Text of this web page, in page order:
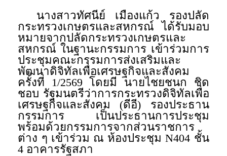
นางสาวทัศนีย์ เมืองแก้ว รองปลัด
กระทรวงเกษตรและสหกรณ์ ได้รับมอบ
หมายจากปลัดกระทรวงเกษตรและ
สหกรณ์ ในฐานะกรรมการ เข้าร่วมการ
ประชุมคณะกรรมการส่งเสริมและ
พัฒนาดิจิทัลเพื่อเศรษฐกิจและสังคม
ครั้งที่ 1/2569 โดยมี นายไชยชนก ชิด
ชอบ รัฐมนตรีว่าการกระทรวงดิจิทัลเพื่อ
เศรษฐกิจและสังคม (ดีอี) รองประธาน
กรรมการ เป็นประธานการประชุม
พร้อมด้วยกรรมการจากส่วนราชการ
ต่าง ๆ เข้าร่วม ณ ห้องประชุม N404 ชั้น
4 อาคารรัฐสภา